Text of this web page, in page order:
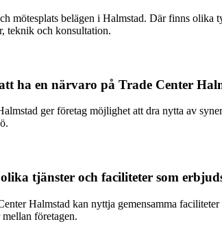
mötesplats belägen i Halmstad. Där finns
teknik och konsultation.
ha en närvaro på Trade Center
ger företag möjlighet att dra nytta av
tjänster och faciliteter som
Halmstad kan nyttja gemensamma
företagen.